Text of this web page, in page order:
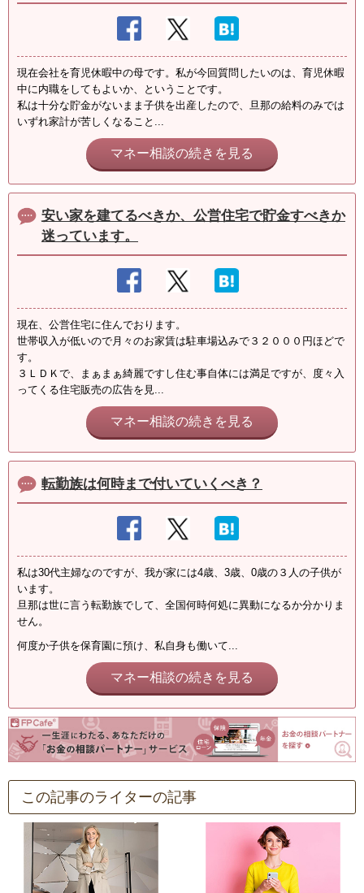
現在会社を育児休暇中の母です。私が今回質問したいのは、育児休暇
中に内職をしてもよいか、ということです。
私は十分な貯金がないまま子供を出産したので、旦那の給料のみでは
いずれ家計が苦しくなること...
マネー相談の続きを見る
安い家を建てるべきか、公営住宅で貯金すべきか
迷っています。
現在、公営住宅に住んでおります。
世帯収入が低いので月々のお家賃は駐車場込みで３２０００円ほどで
す。
３ＬＤＫで、まぁまぁ綺麗ですし住む事自体には満足ですが、度々入
ってくる住宅販売の広告を見...
マネー相談の続きを見る
転勤族は何時まで付いていくべき？
私は30代主婦なのですが、我が家には4歳、3歳、0歳の３人の子供が
います。
旦那は世に言う転勤族でして、全国何時何処に異動になるか分かりま
せん。
何度か子供を保育園に預け、私自身も働いて...
マネー相談の続きを見る
この記事のライターの記事